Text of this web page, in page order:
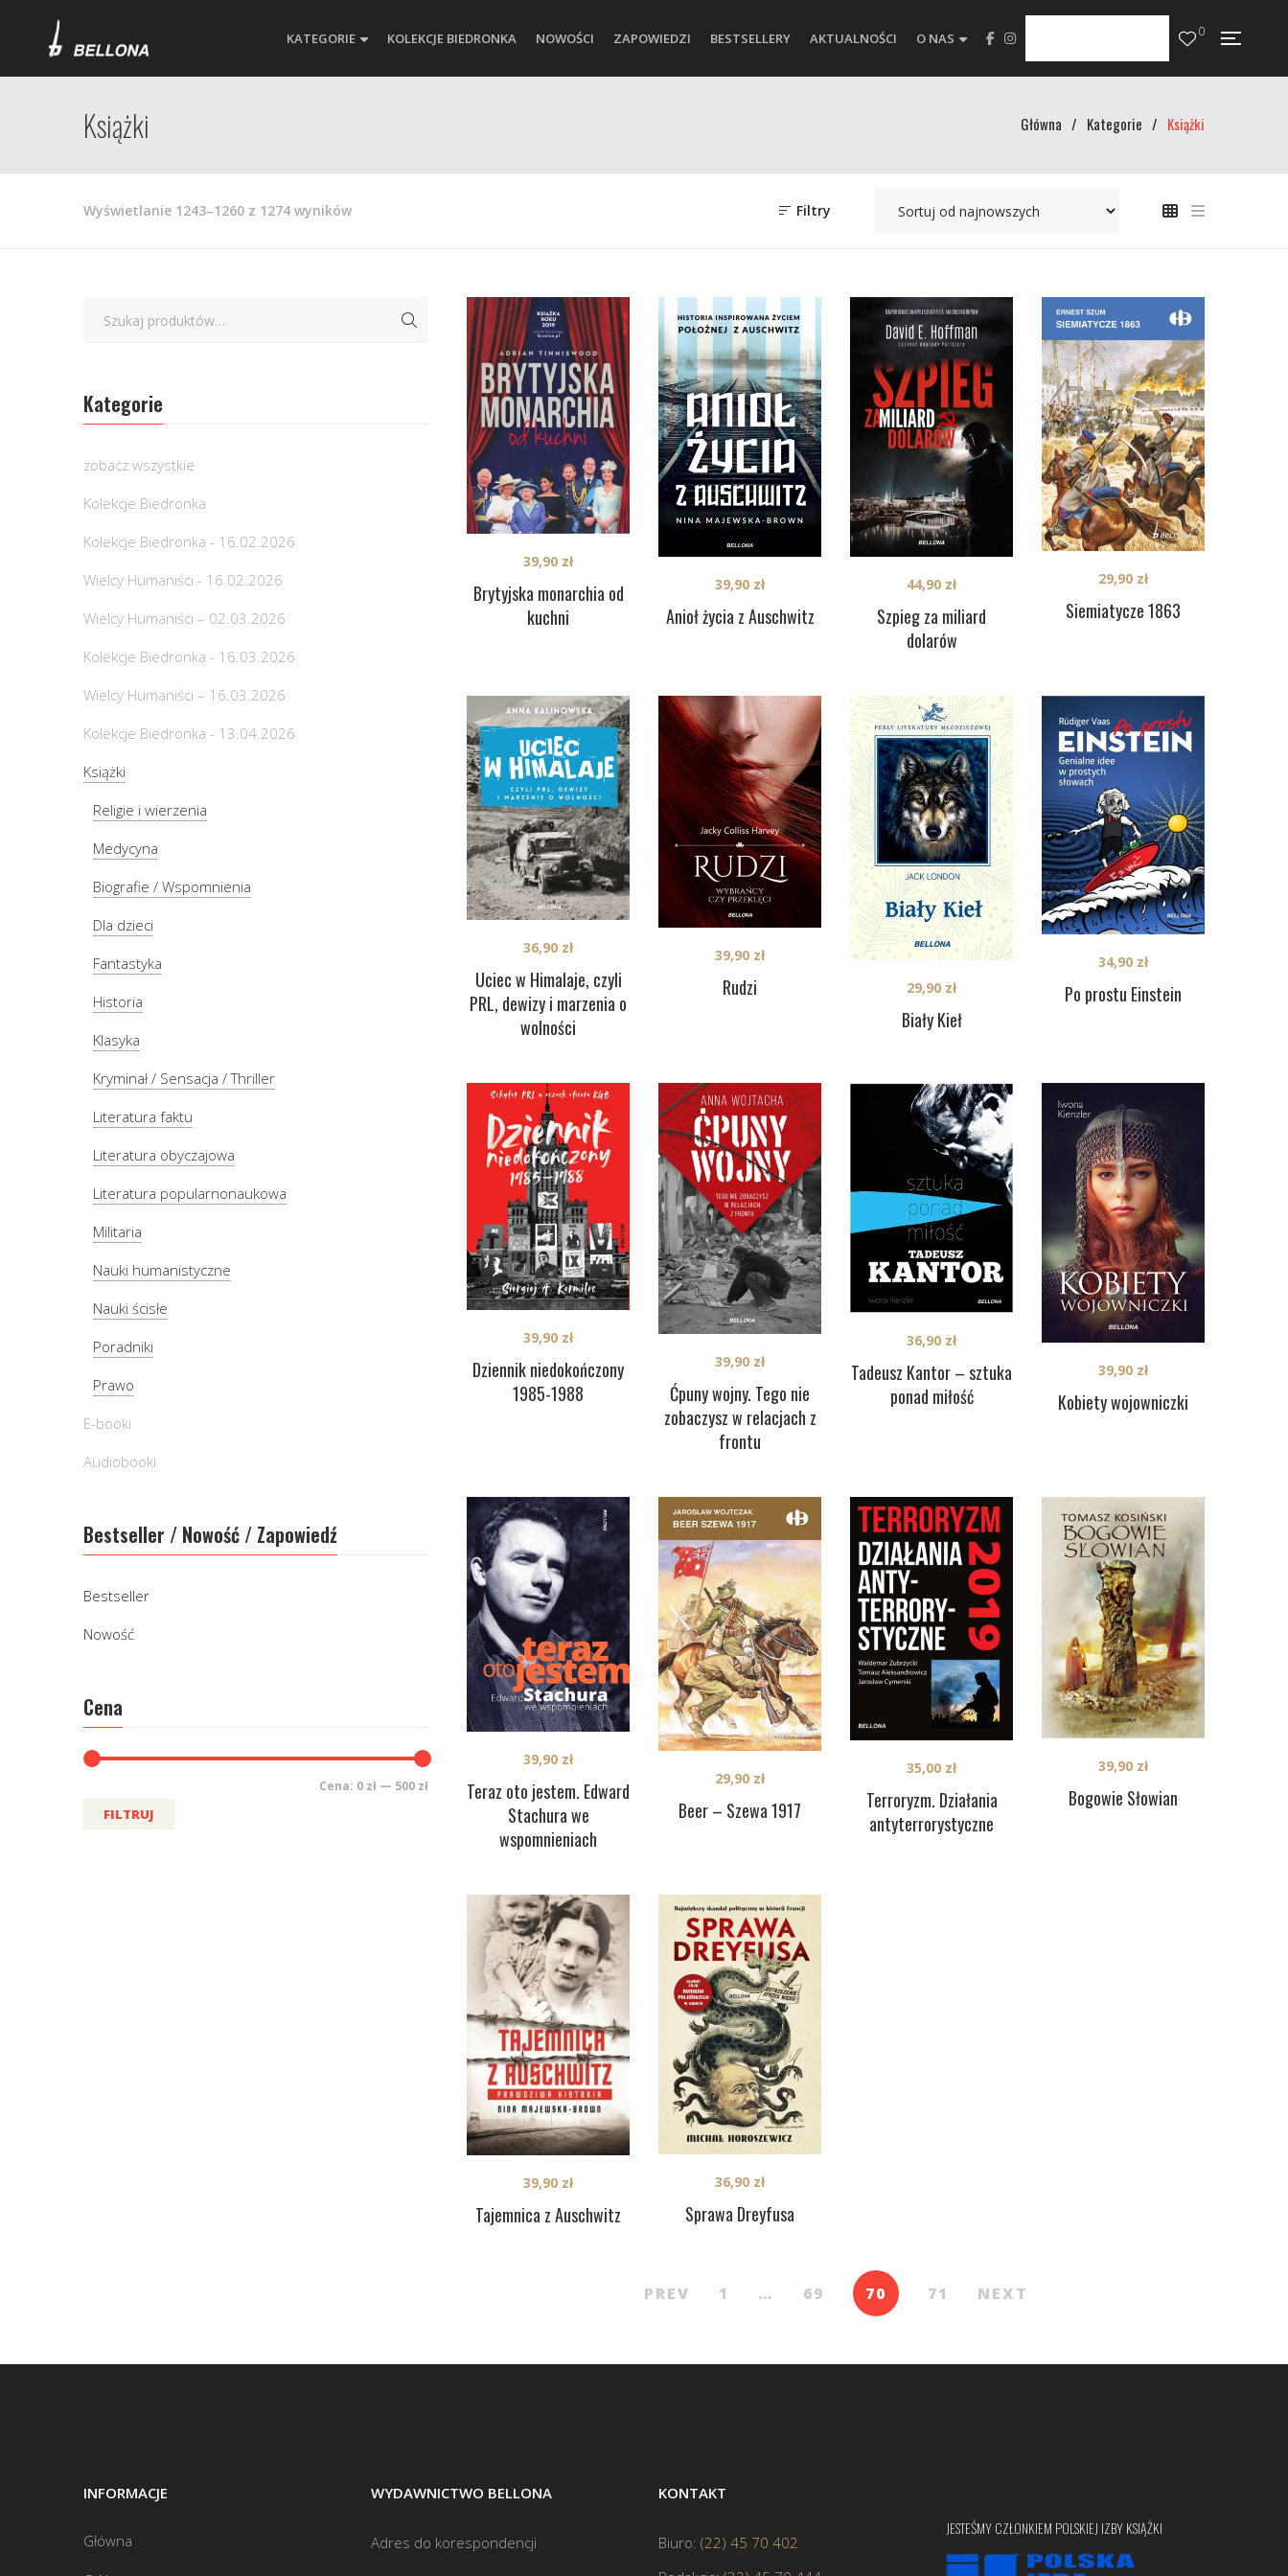
KATEGORIE KOLEKCJE BIEDRONKA NOWOŚCI ZAPOWIEDZI BESTSELLERY AKTUALNOŚCI O NAS 0
Książki Główna / Kategorie / Książki
Wyświetlanie 1243–1260 z 1274 wynikówPosortowane
Filtry
Brytyjska monarchia od
kuchni
39,90 zł
Anioł życia z Auschwitz
39,90 zł
Szpieg za miliard
dolarów
44,90 zł
Siemiatycze 1863
29,90 zł
Uciec w Himalaje, czyli
PRL, dewizy i marzenia o
wolności
36,90 zł
Rudzi
39,90 zł
Biały Kieł
29,90 zł Po prostu Einstein
34,90 zł
Dziennik niedokończony
1985-1988
39,90 zł
Ćpuny wojny. Tego nie
zobaczysz w relacjach z
frontu
39,90 zł
Tadeusz Kantor – sztuka
ponad miłość
36,90 zł
Kobiety wojowniczki
39,90 zł
Teraz oto jestem. Edward
Stachura we
wspomnieniach
39,90 zł
Beer – Szewa 1917
29,90 zł
Terroryzm. Działania
antyterrorystyczne
35,00 zł
Bogowie Słowian
39,90 zł
Tajemnica z Auschwitz
39,90 zł
Sprawa Dreyfusa
36,90 zł
PREV 1 … 69 70 71 NEXT
Kategorie
zobacz wszystkie
Kolekcje Biedronka
Kolekcje Biedronka - 16.02.2026
Wielcy Humaniści - 16.02.2026
Wielcy Humaniści – 02.03.2026
Kolekcje Biedronka - 16.03.2026
Wielcy Humaniści – 16.03.2026
Kolekcje Biedronka - 13.04.2026
Książki
Religie i wierzenia
Medycyna
Biografie / Wspomnienia
Dla dzieci
Fantastyka
Historia
Klasyka
Kryminał / Sensacja / Thriller
Literatura faktu
Literatura obyczajowa
Literatura popularnonaukowa
Militaria
Nauki humanistyczne
Nauki ścisłe
Poradniki
Prawo
E-booki
Audiobooki
Bestseller / Nowość / Zapowiedź
Bestseller
Nowość
Cena
FILTRUJ
Cena: 0 zł — 500 zł
INFORMACJE
Główna
WYDAWNICTWO BELLONA
Adres do korespondencji
KONTAKT
Biuro: (22) 45 70 402
JESTEŚMY CZŁONKIEM POLSKIEJ IZBY KSIĄŻKI